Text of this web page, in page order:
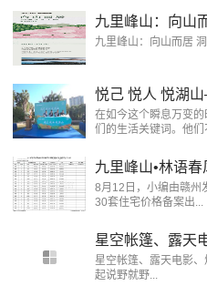
九里峰山：向山
九里峰山：向山而居
在如今这个瞬息万变的
们的生活关键词。他们
8月12日，小编由赣州
30套住宅价格备案出...
星空帐篷、露天电影
起说野就野...